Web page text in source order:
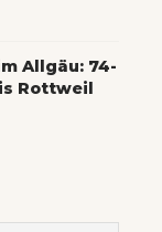
Allgäu: 74-
Rottweil